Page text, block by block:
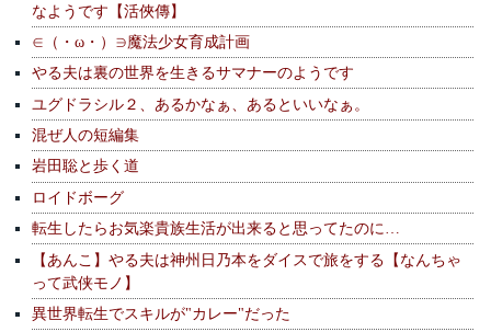
なようです【活俠傳】
∈（・ω・）∋魔法少女育成計画
やる夫は裏の世界を生きるサマナーのようです
ユグドラシル２、あるかなぁ、あるといいなぁ。
混ぜ人の短編集
岩田聡と歩く道
ロイドボーグ
転生したらお気楽貴族生活が出来ると思ってたのに…
【あんこ】やる夫は神州日乃本をダイスで旅をする【なんちゃ
って武侠モノ】
異世界転生でスキルが"カレー"だった